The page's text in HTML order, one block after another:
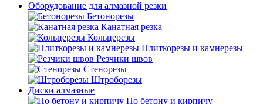
Оборудование для алмазной резки
Бетонорезы
Канатная резка
Кольцерезы
Плиткорезы и камнерезы
Резчики швов
Стенорезы
Штроборезы
Диски алмазные
По бетону и кирпичу